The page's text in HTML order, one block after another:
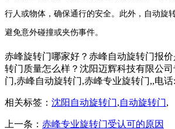
行人或物体，确保通行的安全。此外，自动旋
避免意外碰撞或夹伤事件。
赤峰旋转门哪家好？赤峰自动旋转门报
转门质量怎么样？沈阳迈辉科技有限公
门,赤峰自动旋转门,赤峰专业旋转门,,电话
相关标签： 沈阳自动旋转门,自动旋转门,
上一条： 赤峰专业旋转门受认可的原因